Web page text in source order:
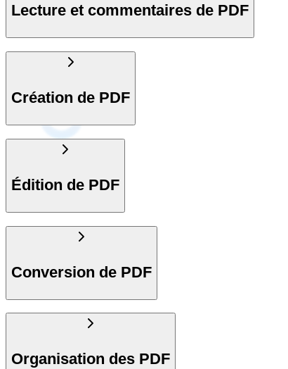
Lecture et commentaires de PDF
Création de PDF
Édition de PDF
Conversion de PDF
Organisation des PDF